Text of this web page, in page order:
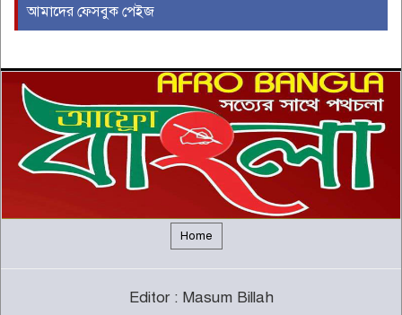
৬
ইউরোপীয় ইউনিয়নভুক্ত রাষ্ট্রদূতদের
সঙ্গে জামায়াতে আমিরের বৈঠক
৭
দক্ষিণ আফ্রিকায় সিরাতুবন্নী (সা.)
মাহফিল অনুষ্ঠিত
আমাদের ফেসবুক পেইজ
Home
Editor : Masum Billah